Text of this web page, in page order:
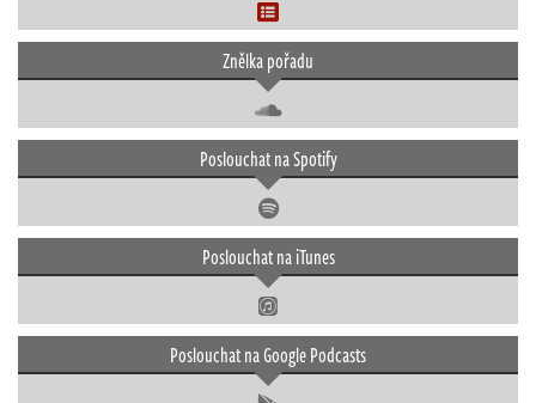
Znělka pořadu
Poslouchat na Spotify
Poslouchat na iTunes
Poslouchat na Google Podcasts